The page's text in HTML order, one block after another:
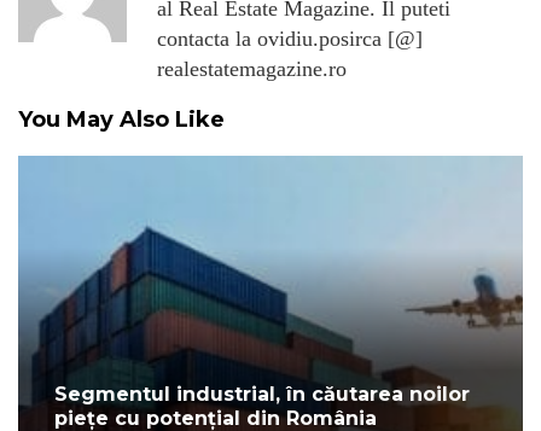
al Real Estate Magazine. Il puteti
contacta la ovidiu.posirca [@]
realestatemagazine.ro
You May Also Like
Segmentul industrial, în căutarea noilor
piețe cu potențial din România